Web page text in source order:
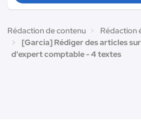
Rédaction de contenu
Rédaction
[Garcia] Rédiger des articles
d'expert comptable - 4 textes